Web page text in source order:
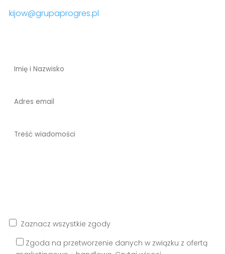
kijow@grupaprogres.pl
Zaznacz wszystkie zgody
Zgoda na przetworzenie danych w związku z ofertą